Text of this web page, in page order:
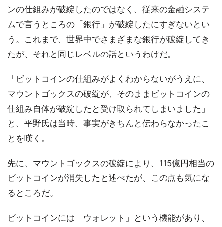
ンの仕組みが破綻したのではなく、従来の金融システ
ムで言うところの「銀行」が破綻したにすぎないとい
う。これまで、世界中でさまざまな銀行が破綻してき
たが、それと同じレベルの話というわけだ。
「ビットコインの仕組みがよくわからないがうえに、
マウントゴックスの破綻が、そのままビットコインの
仕組み自体が破綻したと受け取られてしまいました」
と、平野氏は当時、事実がきちんと伝わらなかったこ
とを嘆く。
先に、マウントゴックスの破綻により、115億円相当の
ビットコインが消失したと述べたが、この点も気にな
るところだ。
ビットコインには「ウォレット」という機能があり、